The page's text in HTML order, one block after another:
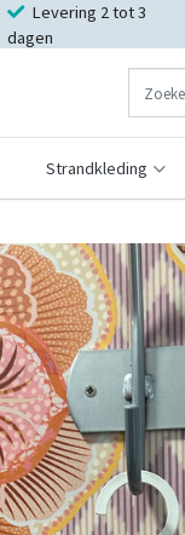
Levering 2 tot 3
dagen
Strandkleding